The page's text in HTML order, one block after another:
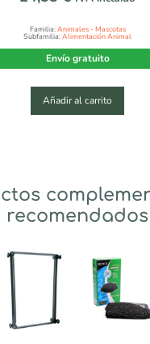
Familia:Animales - Mascotas
Subfamilia:Alimentación Animal
Envío gratuito
Añadir al carrito
recomendados